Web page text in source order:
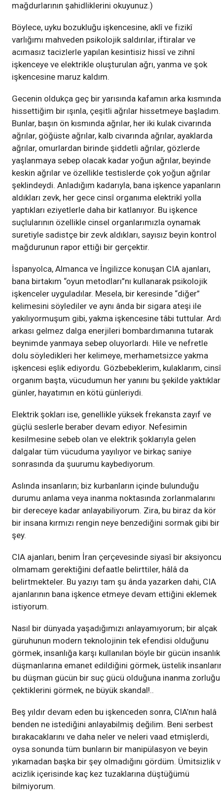
mağdurlarının şahidliklerini okuyunuz.)
Böylece, uyku bozukluğu işkencesine, aklî ve fizikî
varlığımı mahveden psikolojik saldırılar, iftiralar ve
acımasız tacizlerle yapılan kesintisiz hissî ve zihnî
işkenceye ve elektrikle oluşturulan ağrı, yanma ve şok
işkencesine maruz kaldım.
Gecenin oldukça geç bir yarısında kafamın arka kısmında
hissettiğim bir ışınla, çeşitli ağrılar hissetmeye başladım.
Bunlar, başın ön kısmında ağrılar, her iki kulak civarında
ağrılar, göğüste ağrılar, kalb civarında ağrılar, ayaklarda
ağrılar, omurlardan birinde şiddetli ağrılar, gözlerde
yaşlanmaya sebep olacak kadar yoğun ağrılar, beyinde
keskin ağrılar ve özellikle testislerde çok yoğun ağrılar
şeklindeydi. Anladığım kadarıyla, bana işkence yapanların
aldıkları zevk, her gece cinsî organıma elektrikî yolla
yaptıkları eziyetlerle daha bir katlanıyor. Bu işkence
suçlularının özellikle cinsel organlarımızla oynamak
suretiyle sadistçe bir zevk aldıkları, sayısız beyin kontrol
mağdurunun rapor ettiği bir gerçektir.
İspanyolca, Almanca ve İngilizce konuşan CIA ajanları,
bana birtakım “oyun metodları”nı kullanarak psikolojik
işkenceler uyguladılar. Mesela, bir keresinde “diğer”
kelimesini söylediler ve aynı ânda bir sigara ateşi ile
yakılıyormuşum gibi, yakma işkencesine tâbi tuttular.
arkası gelmez dalga enerjileri bombardımanına tutarak
beynimde yanmaya sebep oluyorlardı. Hile ve nefretle
dolu söyledikleri her kelimeye, merhametsizce yakma
işkencesi eşlik ediyordu. Gözbebeklerim, kulaklarım, cinsî
organım başta, vücudumun her yanını bu şekilde
günler, hayatımın en kötü günleriydi.
Elektrik şokları ise, genellikle yüksek frekansta zayıf ve
güçlü seslerle beraber devam ediyor. Nefesimin
kesilmesine sebeb olan ve elektrik şoklarıyla gelen
dalgalar tüm vücuduma yayılıyor ve birkaç saniye
sonrasında da şuurumu kaybediyorum.
Aslında insanların; biz kurbanların içinde bulunduğu
durumu anlama veya inanma noktasında zorlanmalarını
bir dereceye kadar anlayabiliyorum. Zira, bu biraz da kör
bir insana kırmızı rengin neye benzediğini sormak gibi bir
şey.
CIA ajanları, benim İran çerçevesinde siyasî bir aksiyoncu
olmamam gerektiğini defaatle belirttiler, hâlâ da
belirtmekteler. Bu yazıyı tam şu ânda yazarken dahi, CIA
ajanlarının bana işkence etmeye devam ettiğini eklemek
istiyorum.
Nasıl bir dünyada yaşadığımızı anlayamıyorum; bir alçak
güruhunun modern teknolojinin tek efendisi olduğunu
görmek, insanlığa karşı kullanılan böyle bir gücün insanlık
düşmanlarına emanet edildiğini görmek, üstelik
bu düşman gücün bir suç gücü olduğuna inanma zorluğu
çektiklerini görmek, ne büyük skandal!..
Beş yıldır devam eden bu işkenceden sonra, CIA’nın halâ
benden ne istediğini anlayabilmiş değilim. Beni serbest
bırakacaklarını ve daha neler ve neleri vaad etmişlerdi,
oysa sonunda tüm bunların bir manipülasyon ve beyin
yıkamadan başka bir şey olmadığını gördüm. Ümitsizlik
acizlik içerisinde kaç kez tuzaklarına düştüğümü
bilmiyorum.